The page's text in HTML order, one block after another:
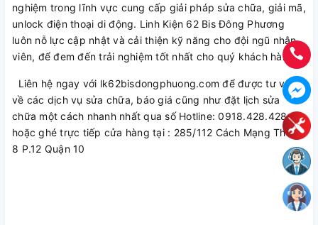
nghiệm trong lĩnh vực cung cấp giải pháp sửa chữa, giải mã,
unlock điện thoại di động. Linh Kiện 62 Bis Đông Phương
luôn nỗ lực cập nhật và cải thiện kỹ năng cho đội ngũ nhân
viên, để đem đến trải nghiệm tốt nhất cho quý khách hàng.
Liên hệ ngay với lk62bisdongphuong.com để được tư vấn
về các dịch vụ sửa chữa, báo giá cũng như đặt lịch sửa
chữa một cách nhanh nhất qua số Hotline: 0918.428.428
hoặc ghé trực tiếp cửa hàng tại : 285/112 Cách Mạng Tháng
8 P.12 Quận 10